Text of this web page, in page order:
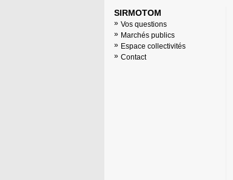
SIRMOTOM
Vos questions
Marchés publics
Espace collectivités
Contact